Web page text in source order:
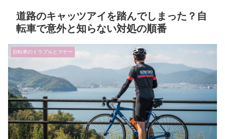
道路のキャッツアイを踏んでしまった？自
転車で意外と知らない対処の順番
自転車のトラブルとマナー